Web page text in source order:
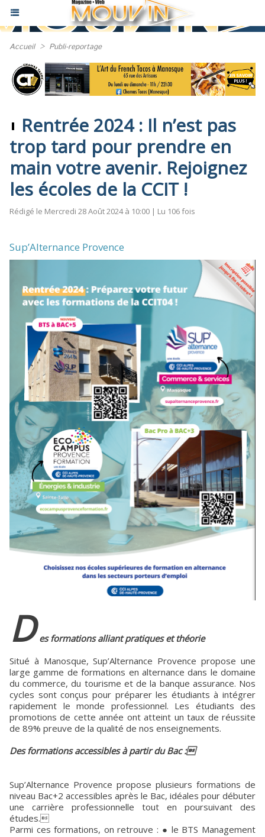
Accueil > Publi-reportage
Rentrée 2024 : Il n’est pas
trop tard pour prendre en
main votre avenir. Rejoignez
les écoles de la CCIT !
Rédigé le Mercredi 28 Août 2024 à 10:00 | Lu 106 fois
Sup’Alternance Provence
D es formations alliant pratiques et théorie
Situé à Manosque, Sup’Alternance Provence propose une
large gamme de formations en alternance dans le domaine
du commerce, du tourisme et de la banque assurance. Nos
cycles sont conçus pour préparer les étudiants à intégrer
rapidement le monde professionnel. Les étudiants des
promotions de cette année ont atteint un taux de réussite
de 89% preuve de la qualité de nos enseignements.
Des formations accessibles à partir du Bac :
Sup’Alternance Provence propose plusieurs formations de
niveau Bac+2 accessibles après le Bac, idéales pour débuter
une carrière professionnelle tout en poursuivant des
études.
Parmi ces formations, on retrouve : ● le BTS Management